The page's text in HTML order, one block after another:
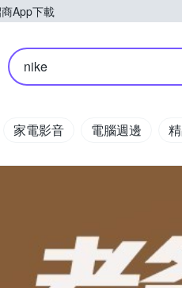
App下載
購物中心
nike
家電影音 電腦週邊